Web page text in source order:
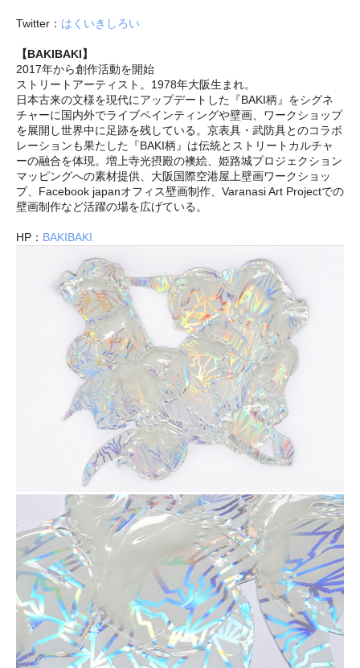
Twitter： はくいきしろい
【BAKIBAKI】
2017年から創作活動を開始
ストリートアーティスト。1978年大阪生まれ。
日本古来の文様を現代にアップデートした『BAKI柄』をシグネ
チャーに国内外でライブペインティングや壁画、ワークショップ
を展開し世界中に足跡を残している。京表具・武防具とのコラボ
レーションも果たした『BAKI柄』は伝統とストリートカルチャ
ーの融合を体現。増上寺光摂殿の襖絵、姫路城プロジェクション
マッピングへの素材提供、大阪国際空港屋上壁画ワークショッ
プ、Facebook japanオフィス壁画制作、Varanasi Art Projectでの
壁画制作など活躍の場を広げている。
HP： BAKIBAKI